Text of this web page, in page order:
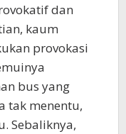
dan
kaum
provokasi
bus yang
tak menentu,
Sebaliknya,